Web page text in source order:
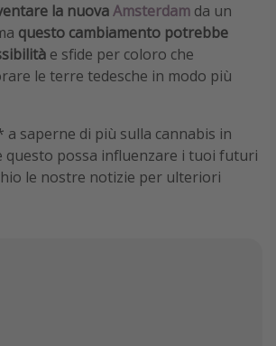
la nuovaAmsterdam da un
questo cambiamento potrebbe
e sfide per coloro che
le terre tedesche in modo più
a saperne di più sulla cannabis in
questo possa influenzare i tuoi futuri
le nostre notizie per ulteriori